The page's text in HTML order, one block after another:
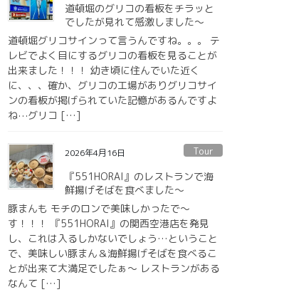
道頓堀のグリコの看板をチラッと
でしたが見れて感激しました〜
道頓堀グリコサインって言うんですね。。。 テ
レビでよく目にするグリコの看板を見ることが
出来ました！！！ 幼き頃に住んでいた近く
に、、、確か、グリコの工場がありグリコサイ
ンの看板が掲げられていた記憶があるんですよ
ね⋯グリコ […]
2026年4月16日 Tour
『551HORAI』のレストランで海
鮮揚げそばを食べました〜
豚まんも モチのロンで美味しかったで〜
す！！！ 『551HORAI』の関西空港店を発見
し、これは入るしかないでしょう…ということ
で、美味しい豚まん＆海鮮揚げそばを食べるこ
とが出来て大満足でしたぁ〜 レストランがある
なんて […]